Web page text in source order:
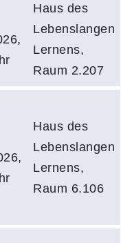
Haus des
Lebenslangen
Lernens,
Raum 2.207
Haus des
Lebenslangen
Lernens,
Raum 6.106